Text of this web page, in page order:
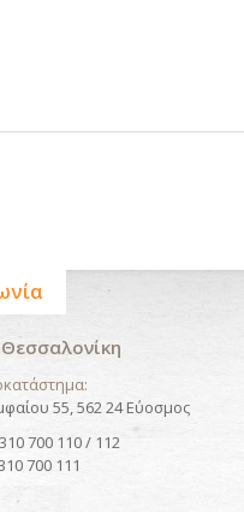
Θεσσαλονίκη
55, 562 24 Εύοσμος
700 110 / 112
700 111